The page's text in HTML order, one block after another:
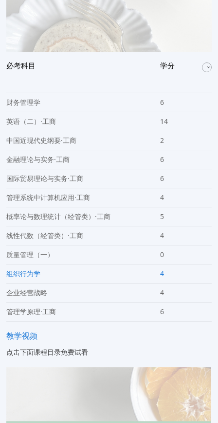
必考科目 学分
财务管理学 6
英语（二）·工商 14
中国近现代史纲要·工商 2
金融理论与实务·工商 6
国际贸易理论与实务·工商 6
管理系统中计算机应用·工商 4
概率论与数理统计（经管类）·工商 5
线性代数（经管类）·工商 4
质量管理（一） 0
组织行为学 4
企业经营战略 4
管理学原理·工商 6
教学视频
点击下面课程目录免费试看